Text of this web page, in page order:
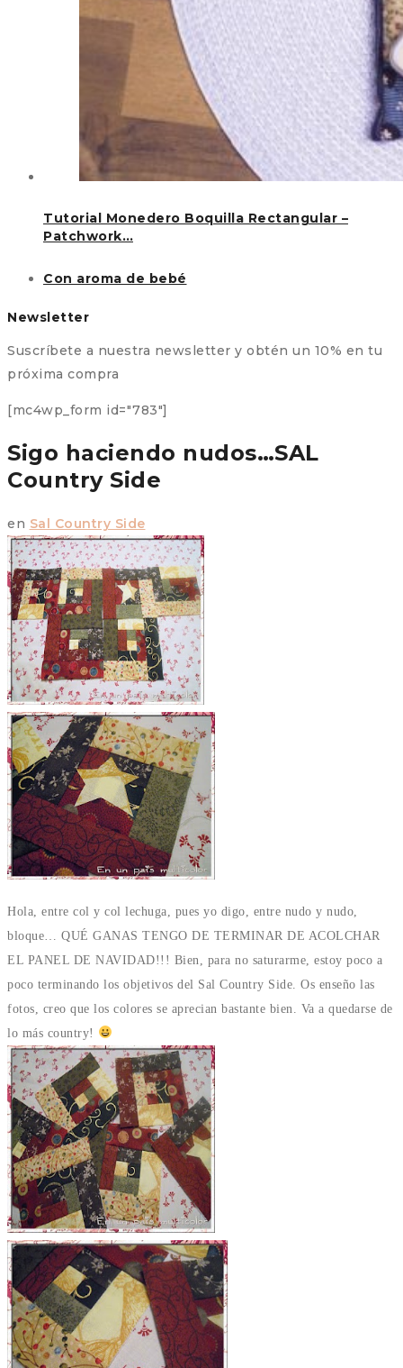
Tutorial Monedero Boquilla Rectangular –
Patchwork…
Con aroma de bebé
Newsletter
Suscríbete a nuestra newsletter y obtén un 10% en tu
próxima compra
[mc4wp_form id="783"]
Sigo haciendo nudos…SAL
Country Side
en Sal Country Side
Hola, entre col y col lechuga, pues yo digo, entre nudo y nudo,
bloque… QUÉ GANAS TENGO DE TERMINAR DE ACOLCHAR
EL PANEL DE NAVIDAD!!! Bien, para no saturarme, estoy poco a
poco terminando los objetivos del Sal Country Side. Os enseño las
fotos, creo que los colores se aprecian bastante bien. Va a quedarse de
lo más country!